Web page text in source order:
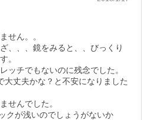
せん。。
、、、鏡をみると、、びっくり
。
ッチでもないのに残念でした。
大丈夫かな？と不安になりました
せんでした。
クが浅いのでしょうがないか